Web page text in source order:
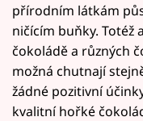
přírodním látkám
ničícím buňky. Totéž
čokoládě a různých
možná chutnají
žádné pozitivní
kvalitní hořké